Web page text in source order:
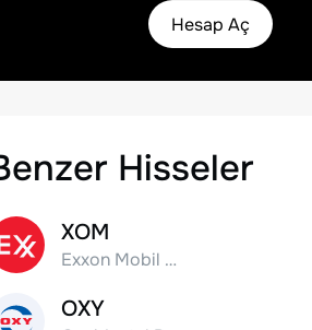
Hesap Aç
Hisseler
XOM
Exxon Mobil Corporation
OXY